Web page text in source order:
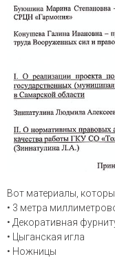
Вот материалы,
• 3 метра
• Декоративная
• Цыганская игла
• Ножницы